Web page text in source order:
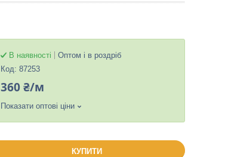
В наявності
Оптом і в роздріб
Код: 87253
360 ₴/м
Показати оптові ціни
КУПИТИ